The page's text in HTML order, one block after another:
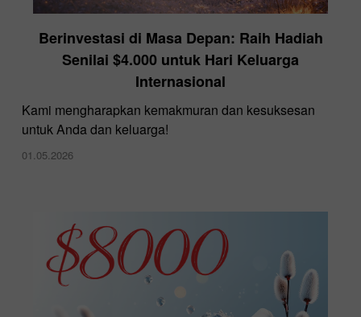
Berinvestasi di Masa Depan: Raih Hadiah
Senilai $4.000 untuk Hari Keluarga
Internasional
Kami mengharapkan kemakmuran dan kesuksesan
untuk Anda dan keluarga!
01.05.2026